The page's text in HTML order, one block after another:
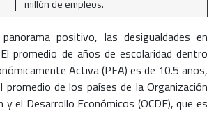
millón de empleos.
positivo, las desigualdades en
promedio de años de escolaridad dentro
Activa (PEA) es de 10.5 años,
promedio de los países de la Organización
y el Desarrollo Económicos (OCDE), que es